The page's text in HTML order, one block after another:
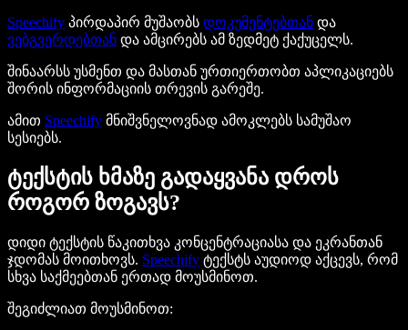
Speechify პირდაპირ მუშაობს დოკუმენტებთან და
ვებგვერდებთან და ამცირებს ამ ზედმეტ ქაქუცელს.
შინაარსს უსმენთ და მასთან ურთიერთობთ აპლიკაციებს
შორის ინფორმაციის თრევის გარეშე.
ამით Speechify მნიშვნელოვნად ამოკლებს სამუშაო
სესიებს.
ტექსტის ხმაზე გადაყვანა დროს
როგორ ზოგავს?
დიდი ტექსტის წაკითხვა კონცენტრაციასა და ეკრანთან
ჯდომას მოითხოვს. Speechify ტექსტს აუდიოდ აქცევს, რომ
სხვა საქმეებთან ერთად მოუსმინოთ.
შეგიძლიათ მოუსმინოთ: